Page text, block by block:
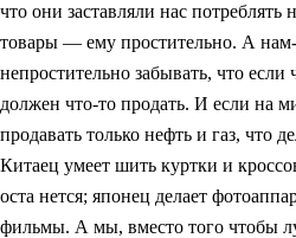
что они заставляли нас потреблять
товары — ему простительно. А
непростительно забывать, что
должен что-то продать. И если на
продавать только нефть и газ, что
Китаец умеет шить куртки и
оста нется; японец делает
фильмы. А мы, вместо того чтобы